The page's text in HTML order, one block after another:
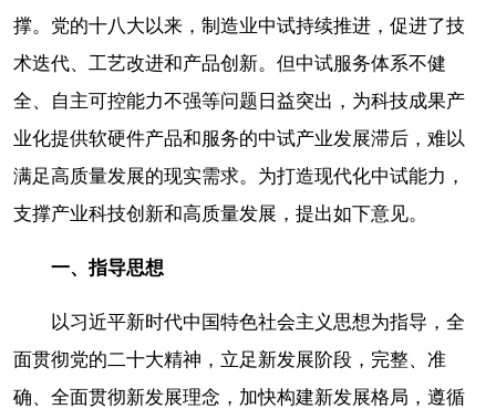
撑。党的十八大以来，制造业中试持续推进，促进了技
术迭代、工艺改进和产品创新。但中试服务体系不健
全、自主可控能力不强等问题日益突出，为科技成果产
业化提供软硬件产品和服务的中试产业发展滞后，难以
满足高质量发展的现实需求。为打造现代化中试能力，
支撑产业科技创新和高质量发展，提出如下意见。
一、指导思想
以习近平新时代中国特色社会主义思想为指导，全
面贯彻党的二十大精神，立足新发展阶段，完整、准
确、全面贯彻新发展理念，加快构建新发展格局，遵循